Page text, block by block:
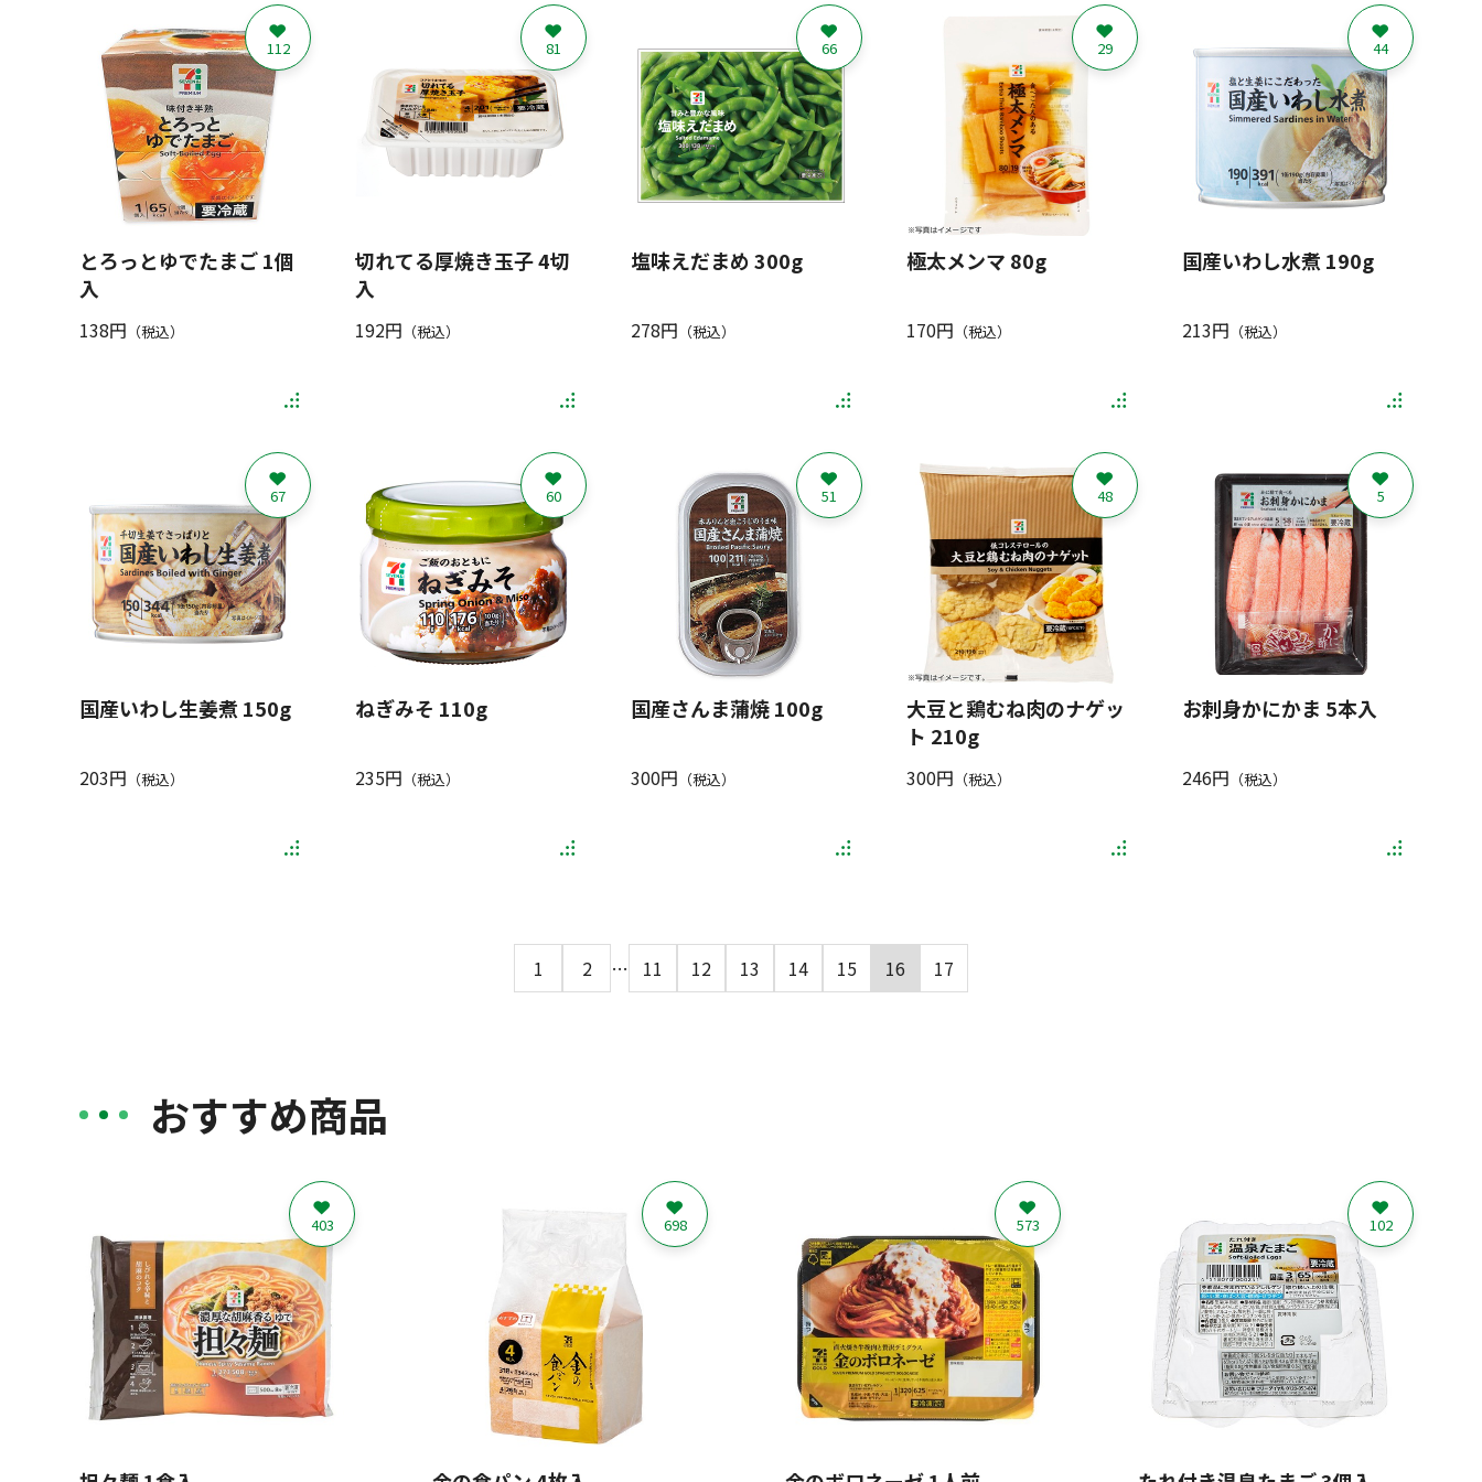
とろっとゆでたまご 1個
入
138円 （税込）
112
切れてる厚焼き玉子 4切
入
192円 （税込）
81
塩味えだまめ 300g
278円 （税込）
66
極太メンマ 80g
170円 （税込）
29
国産いわし水煮 190g
213円 （税込）
44
国産いわし生姜煮 150g
203円 （税込）
67
ねぎみそ 110g
235円 （税込）
60
国産さんま蒲焼 100g
300円 （税込）
51
大豆と鶏むね肉のナゲッ
ト 210g
300円 （税込）
48
お刺身かにかま 5本入
246円 （税込）
5
1 2 … 11 12 13 14 15 16 17
おすすめ商品
403 698 573 102